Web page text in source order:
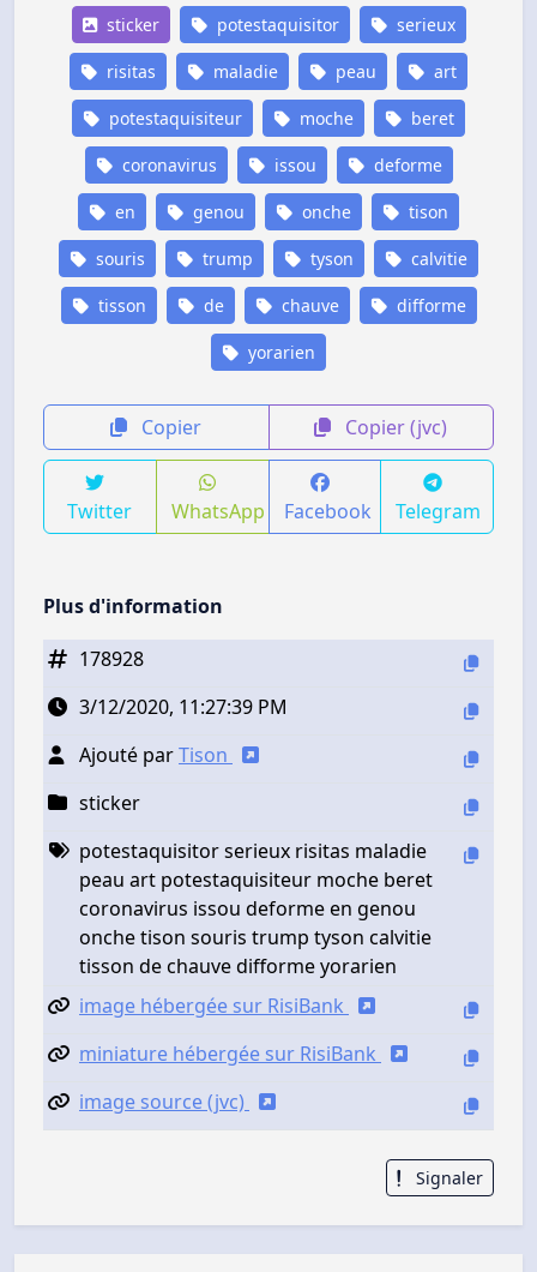
sticker potestaquisitor serieux
risitas maladie peau art
potestaquisiteur moche beret
coronavirus issou deforme
en genou onche tison
souris trump tyson calvitie
tisson de chauve difforme
yorarien
Copier Copier (jvc)
Twitter WhatsApp Facebook Telegram
Plus d'information
178928
3/12/2020, 11:27:39 PM
Ajouté parTison
sticker
potestaquisitor serieux risitas maladie
peau art potestaquisiteur moche beret
coronavirus issou deforme en genou
onche tison souris trump tyson calvitie
tisson de chauve difforme yorarien
image hébergée sur RisiBank
miniature hébergée sur RisiBank
image source (jvc)
Signaler